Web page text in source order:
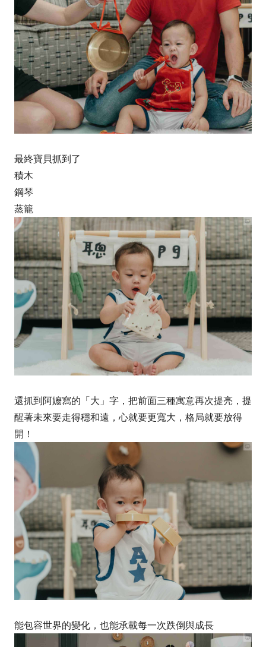
最終寶貝抓到了
積木
鋼琴
蒸籠
還抓到阿嬤寫的「大」字，把前面三種寓意再次提亮，提
醒著未來要走得穩和遠，心就要更寬大，格局就要放得
開！
能包容世界的變化，也能承載每一次跌倒與成長